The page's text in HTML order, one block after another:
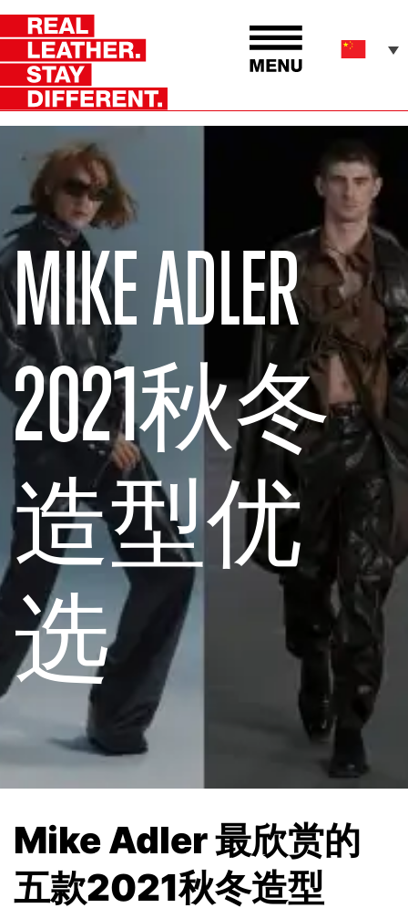
MIKE ADLER
2021秋冬
造型优
选
Mike Adler 最欣赏的
五款2021秋冬造型